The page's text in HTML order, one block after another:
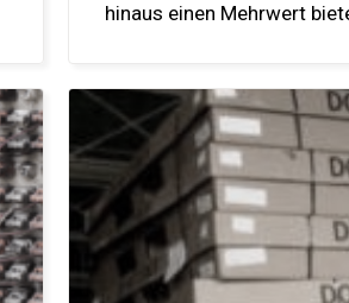
hinaus einen Mehrwert